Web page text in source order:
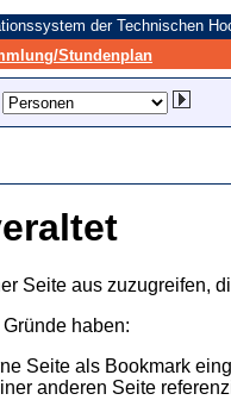
der Technischen
Stundenplan
Seite aus zuzugreifen,
haben:
Seite als Bookmark
anderen Seite